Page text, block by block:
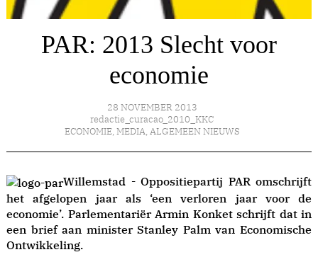
PAR: 2013 Slecht voor
economie
28 NOVEMBER 2013
redactie_curacao_2010_KKC
ECONOMIE, MEDIA, ALGEMEEN NIEUWS
Willemstad - Oppositiepartij PAR omschrijft
het afgelopen jaar als ‘een verloren jaar voor de
economie’. Parlementariër Armin Konket schrijft dat in
een brief aan minister Stanley Palm van Economische
Ontwikkeling.